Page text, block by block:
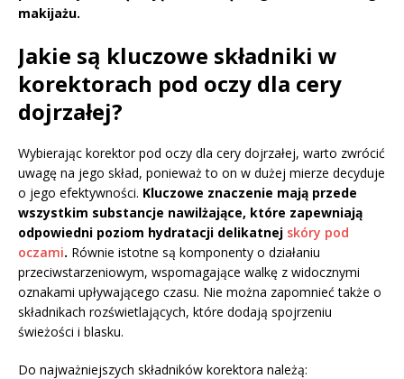
makijażu.
Jakie są kluczowe składniki w
korektorach pod oczy dla cery
dojrzałej?
Wybierając korektor pod oczy dla cery dojrzałej, warto zwrócić
uwagę na jego skład, ponieważ to on w dużej mierze decyduje
o jego efektywności. Kluczowe znaczenie mają przede
wszystkim substancje nawilżające, które zapewniają
odpowiedni poziom hydratacji delikatnej skóry pod
oczami. Równie istotne są komponenty o działaniu
przeciwstarzeniowym, wspomagające walkę z widocznymi
oznakami upływającego czasu. Nie można zapomnieć także o
składnikach rozświetlających, które dodają spojrzeniu
świeżości i blasku.
Do najważniejszych składników korektora należą: